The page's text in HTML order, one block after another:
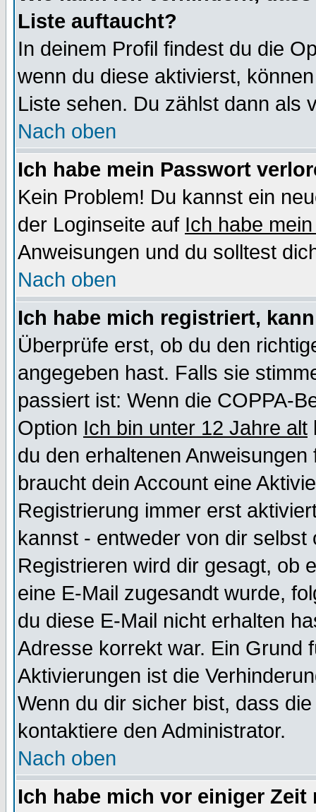
Liste auftaucht?
In deinem Profil findest du die
wenn du diese aktivierst,
Liste sehen. Du zählst dann als
Nach oben
Ich habe mein Passwort
Kein Problem! Du kannst ein
der Loginseite auf Ich habe
Anweisungen und du solltest
Nach oben
Ich habe mich registriert,
Überprüfe erst, ob du den
angegeben hast. Falls sie
passiert ist: Wenn die COPPA-
Option Ich bin unter 12 Jahre alt
du den erhaltenen
braucht dein Account eine
Registrierung immer erst
kannst - entweder von dir selbst
Registrieren wird dir gesagt, ob
eine E-Mail zugesandt wurde,
du diese E-Mail nicht erhalten
Adresse korrekt war. Ein Grund
Aktivierungen ist die
Wenn du dir sicher bist, dass
kontaktiere den Administrator.
Nach oben
Ich habe mich vor einiger